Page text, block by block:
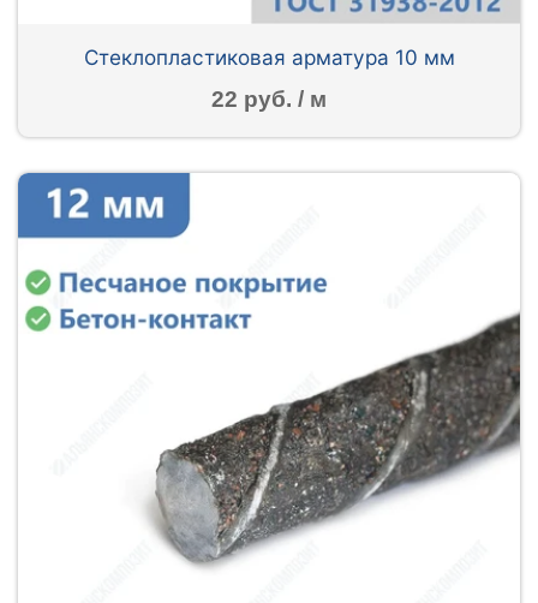
Стеклопластиковая арматура 10 мм
22 руб. / м